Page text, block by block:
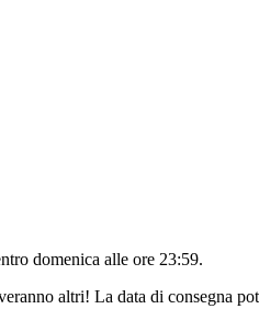
domenica alle ore 23:59.
altri! La data di consegna